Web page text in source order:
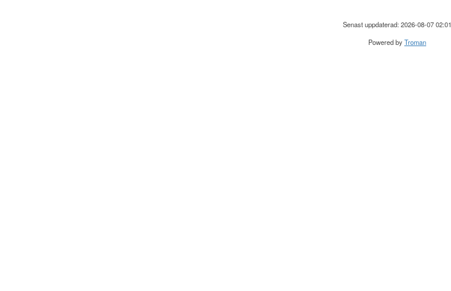
Senast uppdaterad: 2026-08-07 02:01
Powered byTroman